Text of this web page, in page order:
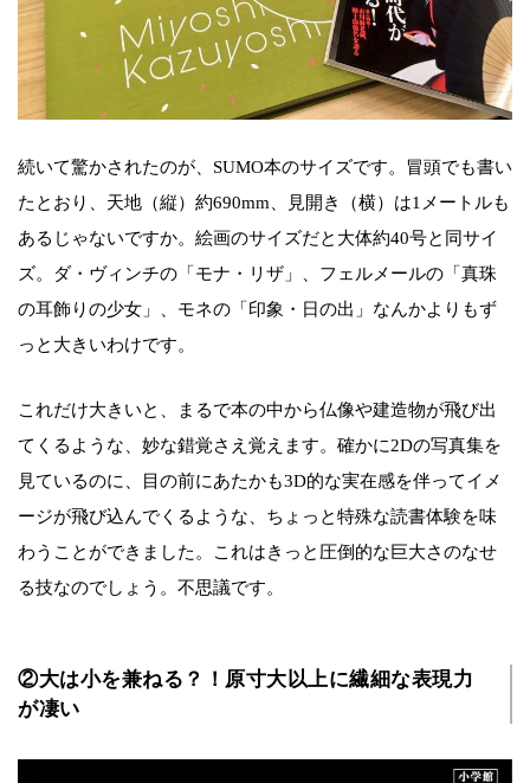
続いて驚かされたのが、SUMO本のサイズです。冒頭でも書い
たとおり、天地（縦）約690mm、見開き（横）は1メートルも
あるじゃないですか。絵画のサイズだと大体約40号と同サイ
ズ。ダ・ヴィンチの「モナ・リザ」、フェルメールの「真珠
の耳飾りの少女」、モネの「印象・日の出」なんかよりもず
っと大きいわけです。
これだけ大きいと、まるで本の中から仏像や建造物が飛び出
てくるような、妙な錯覚さえ覚えます。確かに2Dの写真集を
見ているのに、目の前にあたかも3D的な実在感を伴ってイメ
ージが飛び込んでくるような、ちょっと特殊な読書体験を味
わうことができました。これはきっと圧倒的な巨大さのなせ
る技なのでしょう。不思議です。
②大は小を兼ねる？！原寸大以上に繊細な表現力
が凄い